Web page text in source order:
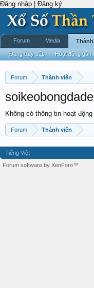
Đăng nhập | Đăng ký
Forum Thành viên
Không có thông tin hoạt
Forum Thành viên
Forum Media
Đang truy cập Hoạt động gần
Tiếng Việt
Forum software by XenForo™